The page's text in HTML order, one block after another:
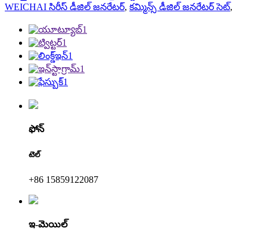
WEICHAI సిరీస్ డీజిల్ జనరేటర్, కమ్మిన్స్ డీజిల్ జనరేటర్ సెట్,
ఫోన్
టెల్
+86 15859122087
ఇ-మెయిల్